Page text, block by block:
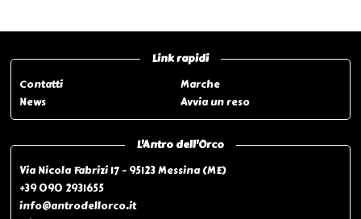
Link rapidi
Contatti
Marche
News
Avvia un reso
L'Antro dell'Orco
Via Nicola Fabrizi 17 - 95123 Messina (ME)
+39 090 2931655
info@antrodellorco.it